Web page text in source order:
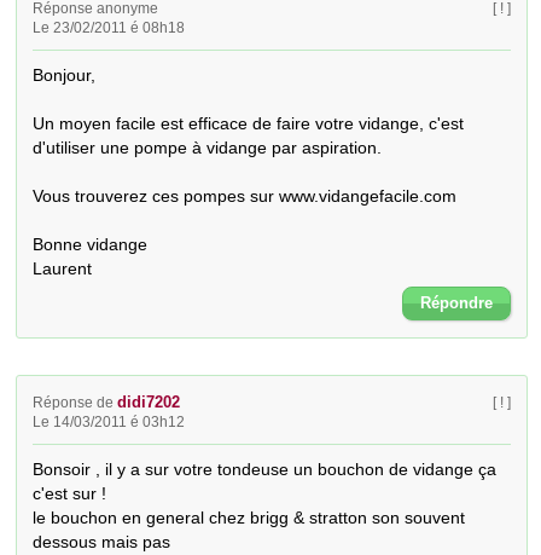
Réponse anonyme
Le 23/02/2011 é 08h18
[ ! ]
Bonjour,
Un moyen facile est efficace de faire votre vidange, c'est
d'utiliser une pompe à vidange par aspiration.
Vous trouverez ces pompes sur www.vidangefacile.com
Bonne vidange
Laurent
Répondre
Réponse dedidi7202
Le 14/03/2011 é 03h12
[ ! ]
Bonsoir , il y a sur votre tondeuse un bouchon de vidange ça
c'est sur !
le bouchon en general chez brigg & stratton son souvent
dessous mais pas